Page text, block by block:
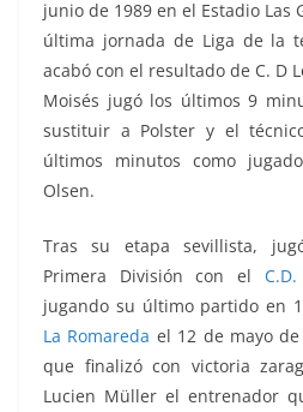
junio de 1989 en el Estadio Las
última jornada de Liga de la
acabó con el resultado de C. D
Moisés jugó los últimos 9
sustituir a Polster y el
últimos minutos como
Olsen.
Tras su etapa sevillista,
Primera División con el
jugando su último partido en
La Romareda el 12 de mayo
que finalizó con victoria
Lucien Müller el entrenador